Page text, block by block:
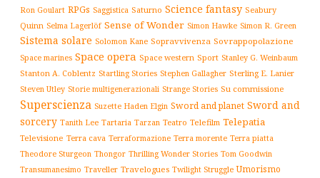
Ron Goulart RPGs Saggistica Saturno Science fantasy Seabury
Quinn Selma Lagerlöf Sense of Wonder Simon Hawke Simon R. Green
Sistema solare Solomon Kane Sopravvivenza Sovrappopolazione
Space marines Space opera Space western Sport Stanley G. Weinbaum
Stanton A. Coblentz Startling Stories Stephen Gallagher Sterling E. Lanier
Steven Utley Storie multigenerazionali Strange Stories Su commissione
Superscienza Suzette Haden Elgin Sword and planet Sword and
sorcery Tanith Lee Tartaria Tarzan Teatro Telefilm Telepatia
Televisione Terra cava Terraformazione Terra morente Terra piatta
Theodore Sturgeon Thongor Thrilling Wonder Stories Tom Goodwin
Transumanesimo Traveller Travelogues Twilight Struggle Umorismo